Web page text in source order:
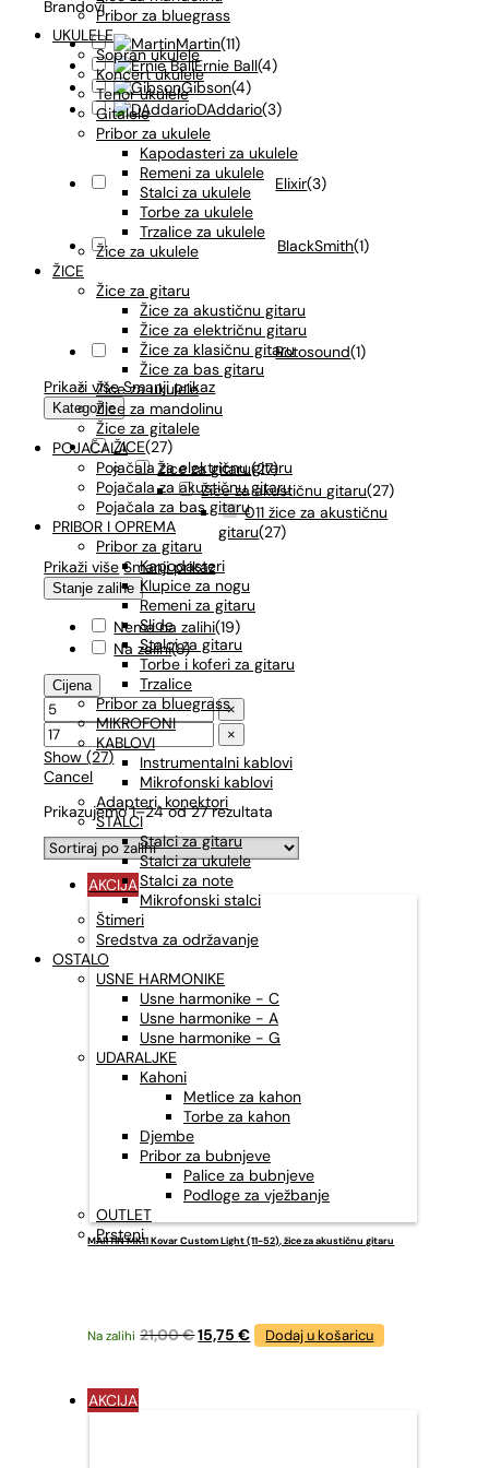
Pribor za bluegrass
UKULELE
Sopran ukulele
Koncert ukulele
Tenor ukulele
Gitalele
Pribor za ukulele
Kapodasteri za ukulele
Remeni za ukulele
Stalci za ukulele
Torbe za ukulele
Trzalice za ukulele
Žice za ukulele
ŽICE
Žice za gitaru
Žice za akustičnu gitaru
Žice za električnu gitaru
Žice za klasičnu gitaru
Žice za bas gitaru
Žice za ukulele
Žice za mandolinu
Žice za gitalele
POJAČALA
Pojačala za električnu gitaru
Pojačala za akustičnu gitaru
Pojačala za bas gitaru
PRIBOR I OPREMA
Pribor za gitaru
Kapodasteri
Klupice za nogu
Remeni za gitaru
Slide
Stalci za gitaru
Torbe i koferi za gitaru
Trzalice
Pribor za bluegrass
MIKROFONI
KABLOVI
Instrumentalni kablovi
Mikrofonski kablovi
Adapteri, konektori
STALCI
Stalci za gitaru
Stalci za ukulele
Stalci za note
Mikrofonski stalci
Štimeri
Sredstva za održavanje
OSTALO
USNE HARMONIKE
Usne harmonike - C
Usne harmonike - A
Usne harmonike - G
UDARALJKE
Kahoni
Metlice za kahon
Torbe za kahon
Djembe
Pribor za bubnjeve
Palice za bubnjeve
Podloge za vježbanje
OUTLET
Prsteni
Brandovi
Martin(11)
Ernie Ball(4)
Gibson(4)
DAddario(3)
Elixir(3)
BlackSmith(1)
Rotosound(1)
Prikaži više Smanji prikaz
Kategorije
ŽICE(27)
Žice za gitaru(27)
Žice za akustičnu gitaru(27)
011 žice za akustičnu
gitaru(27)
Prikaži više Smanji prikaz
Stanje zalihe
Nema na zalihi(19)
Na zalihi(8)
Cijena
×
×
Show(27)
Cancel
Prikazujemo 1–24 od 27 rezultata
AKCIJA
MARTIN MK11 Kovar Custom Light (11-52), žice za akustičnu gitaru
Na zalihi 21,00€Izvorna
15,75€Trenutna
cijena
Dodaj u košaricu
AKCIJA